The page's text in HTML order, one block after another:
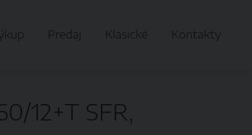
Predaj Klasické Kontakty
12+T SFR,